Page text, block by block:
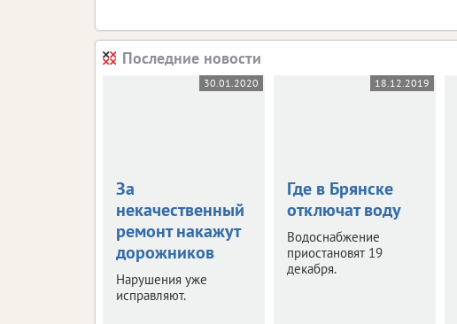
Последние новости
30.01.2020
За
некачественный
ремонт накажут
дорожников
Нарушения уже
исправляют.
18.12.2019
Где в Брянске
отключат воду
Водоснабжение
приостановят 19
декабря.